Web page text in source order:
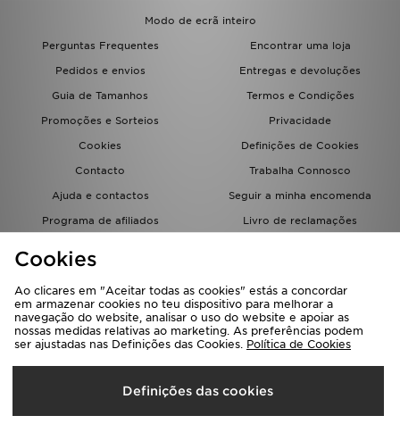
Modo de ecrã inteiro
Perguntas Frequentes
Encontrar uma loja
Pedidos e envios
Entregas e devoluções
Guia de Tamanhos
Termos e Condições
Promoções e Sorteios
Privacidade
Cookies
Definições de Cookies
Contacto
Trabalha Connosco
Ajuda e contactos
Seguir a minha encomenda
Programa de afiliados
Livro de reclamações
Seleciona O País
Portugal
Cookies
Ao clicares em "Aceitar todas as cookies" estás a concordar
em armazenar cookies no teu dispositivo para melhorar a
navegação do website, analisar o uso do website e apoiar as
nossas medidas relativas ao marketing. As preferências podem
ser ajustadas nas Definições das Cookies. Política de Cookies
Definições das cookies